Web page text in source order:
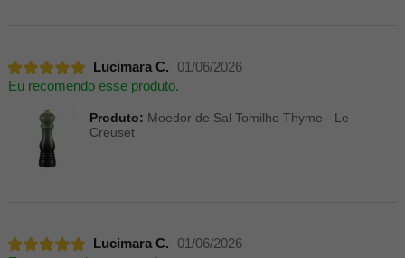
Lucimara C.
01/06/2026
Eu recomendo esse produto.
Produto: Moedor de Sal Tomilho Thyme - Le
Creuset
Lucimara C.
01/06/2026